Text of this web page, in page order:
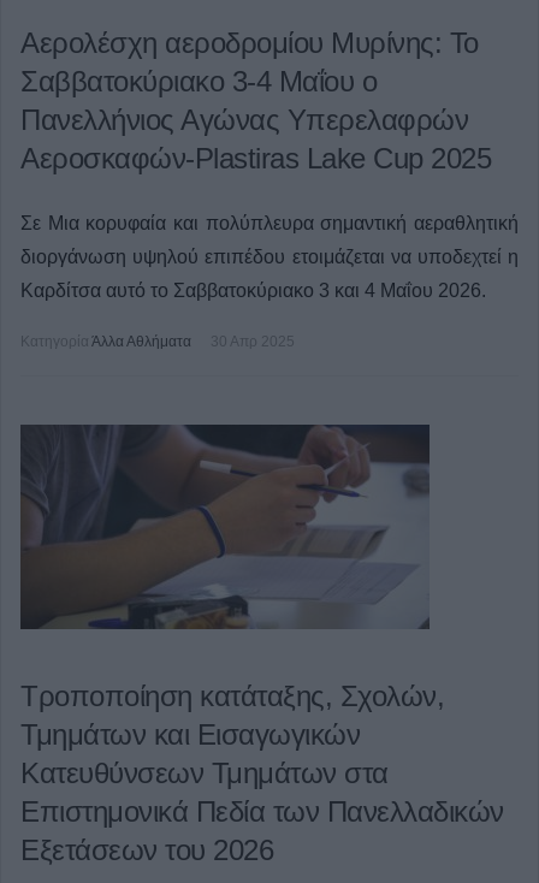
Αερολέσχη αεροδρομίου Μυρίνης: Το
Σαββατοκύριακο 3-4 Μαΐου ο
Πανελλήνιος Αγώνας Υπερελαφρών
Αεροσκαφών-Plastiras Lake Cup 2025
Σε Μια κορυφαία και πολύπλευρα σημαντική αεραθλητική
διοργάνωση υψηλού επιπέδου ετοιμάζεται να υποδεχτεί η
Καρδίτσα αυτό το Σαββατοκύριακο 3 και 4 Μαΐου 2026.
Κατηγορία Άλλα Αθλήματα 30 Απρ 2025
Τροποποίηση κατάταξης, Σχολών,
Τμημάτων και Εισαγωγικών
Κατευθύνσεων Τμημάτων στα
Επιστημονικά Πεδία των Πανελλαδικών
Εξετάσεων του 2026